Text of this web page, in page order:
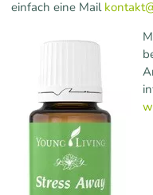
einfach eine Mail